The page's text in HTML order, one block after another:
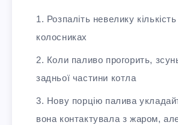
Розпаліть невелику
колосниках
Коли паливо прогорить,
задньої частини котла
Нову порцію палива
вона контактувала з жаром,